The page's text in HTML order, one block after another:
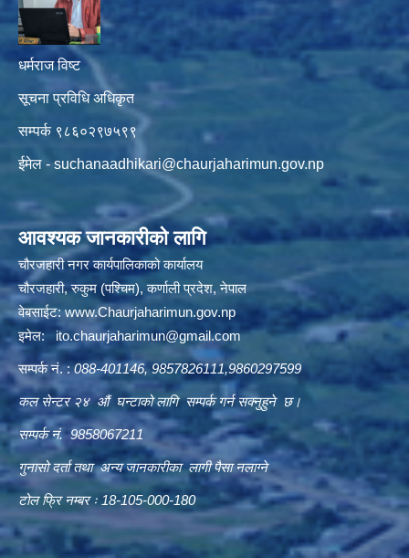
धर्मराज विष्ट
सूचना प्रविधि अधिकृत
सम्पर्क ९८६०२९७५९९
ईमेल -suchanaadhikari@chaurjaharimun.gov.np
आवश्यक जानकारीको लागि
चौरजहारी नगर कार्यपालिकाको कार्यालय
चौरजहारी, रुकुम (पश्चिम), कर्णाली प्रदेश, नेपाल
वेबसाईट:www.Chaurjaharimun.gov.np
इमेल: ito.chaurjaharimun@gmail.com
सम्पर्क नं. :088-401146, 9857826111,9860297599
कल सेन्टर २४ औं घन्टाको लागि सम्पर्क गर्न सक्नुहुने छ।
सम्पर्क नं. 9858067211
गुनासो दर्ता तथा अन्य जानकारीका लागी पैसा नलाग्ने
टोल फ्रि नम्बर ः 18-105-000-180